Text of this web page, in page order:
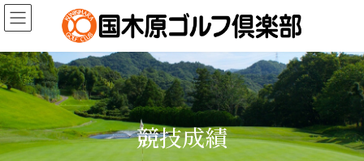
コ
ン
ン
ツ
へ
キ
ッ
プ
ナ
ビ
ー
シ
ョ
に
移
動
競技成績